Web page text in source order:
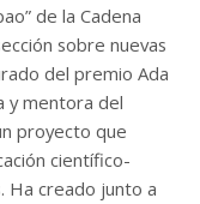
de la Cadena
sobre nuevas
del premio Ada
y mentora del
proyecto que
científico-
Ha creado junto a